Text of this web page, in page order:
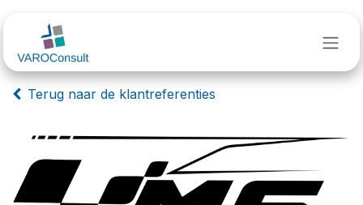
Terug naar de klantreferenties